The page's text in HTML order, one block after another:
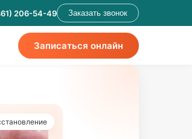
206-54-49 Заказать звонок
Записаться онлайн